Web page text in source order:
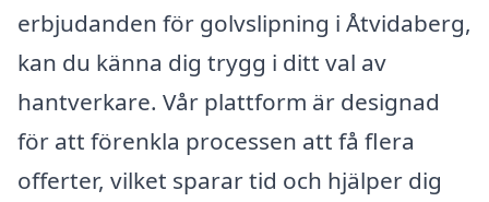
erbjudanden för golvslipning i Åtvidaberg,
kan du känna dig trygg i ditt val av
hantverkare. Vår plattform är designad
för att förenkla processen att få flera
offerter, vilket sparar tid och hjälper dig